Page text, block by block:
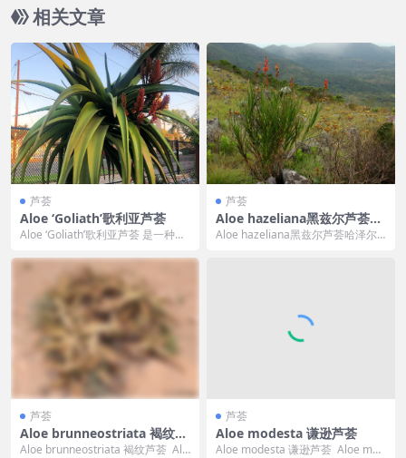
相关文章
芦荟
Aloe ‘Goliath’歌利亚芦荟
Aloe ‘Goliath’歌利亚芦荟 是一种独
芦荟
Aloe hazeliana黑兹尔芦荟哈
泽尔岩石芦荟
Aloe hazeliana黑兹尔芦荟哈泽尔
芦荟
Aloe brunneostriata 褐纹芦
荟
Aloe brunneostriata 褐纹芦荟 Alo
芦荟
Aloe modesta 谦逊芦荟
Aloe modesta 谦逊芦荟 Aloe mod